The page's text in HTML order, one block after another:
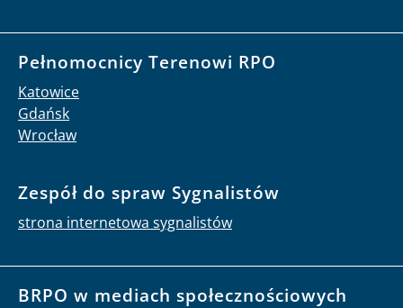
Pełnomocnicy Terenowi RPO
Katowice
Gdańsk
Wrocław
Zespół do spraw Sygnalistów
strona internetowa sygnalistów
BRPO w mediach społecznościowych